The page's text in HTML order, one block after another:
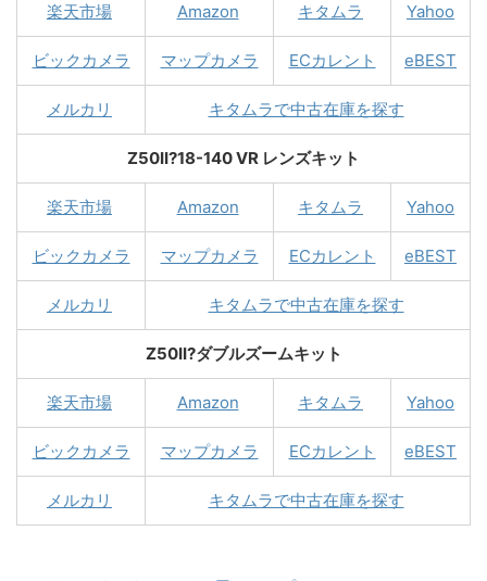
楽天市場 Amazon キタムラ Yahoo
ビックカメラ マップカメラ ECカレント eBEST
メルカリ キタムラで中古在庫を探す
Z50II?18-140 VR レンズキット
楽天市場 Amazon キタムラ Yahoo
ビックカメラ マップカメラ ECカレント eBEST
メルカリ キタムラで中古在庫を探す
Z50II?ダブルズームキット
楽天市場 Amazon キタムラ Yahoo
ビックカメラ マップカメラ ECカレント eBEST
メルカリ キタムラで中古在庫を探す